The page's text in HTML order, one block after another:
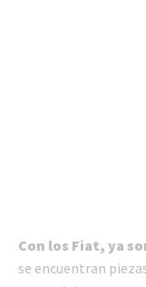
Con los Fiat, ya
se encuentran